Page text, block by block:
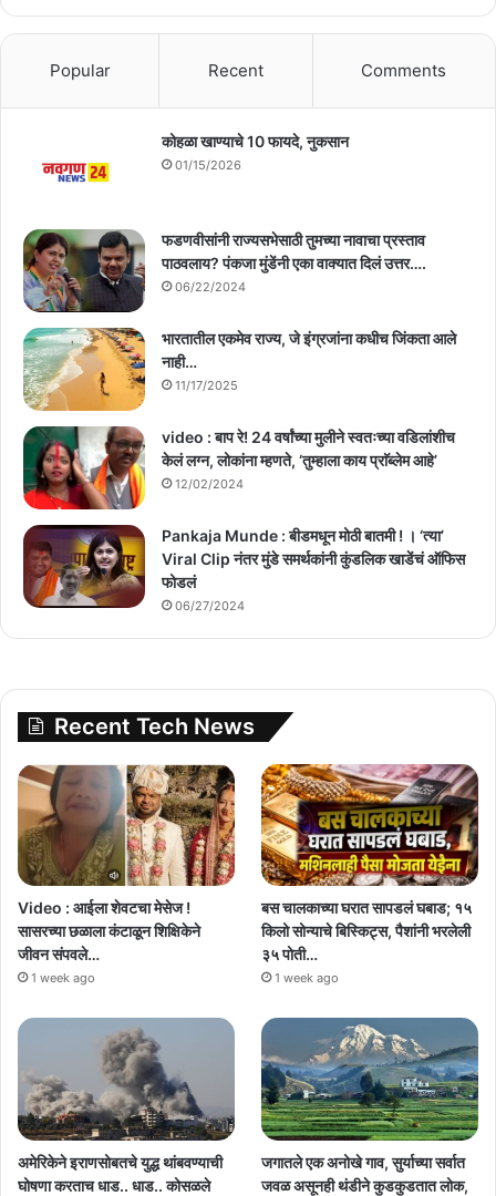
Popular Recent Comments
कोहळा खाण्याचे 10 फायदे, नुकसान
01/15/2026
फडणवीसांनी राज्यसभेसाठी तुमच्या नावाचा प्रस्ताव
पाठवलाय? पंकजा मुंडेंनी एका वाक्यात दिलं उत्तर….
06/22/2024
भारतातील एकमेव राज्य, जे इंग्रजांना कधीच जिंकता आले
नाही…
11/17/2025
video : बाप रे! 24 वर्षांच्या मुलीने स्वतःच्या वडिलांशीच
केलं लग्न, लोकांना म्हणते, ‘तुम्हाला काय प्राॅब्लेम आहे’
12/02/2024
Pankaja Munde : बीडमधून मोठी बातमी ! । ‘त्या’
Viral Clip नंतर मुंडे समर्थकांनी कुंडलिक खाडेंचं ऑफिस
फोडलं
06/27/2024
Recent Tech News
Video : आईला शेवटचा मेसेज !
सासरच्या छळाला कंटाळून शिक्षिकेने
जीवन संपवले…
1 week ago
बस चालकाच्या घरात सापडलं घबाड; १५
किलो सोन्याचे बिस्किट्स, पैशांनी भरलेली
३५ पोती…
1 week ago
अमेरिकेने इराणसोबतचे युद्ध थांबवण्याची
घोषणा करताच धाड.. धाड.. कोसळले
जगातले एक अनोखे गाव, सुर्याच्या सर्वात
जवळ असूनही थंडीने कुडकुडतात लोक,